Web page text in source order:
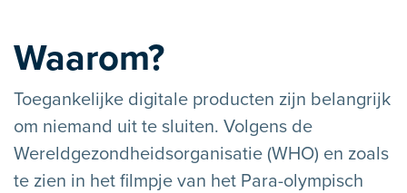
Waarom?
Toegankelijke digitale producten zijn belangrijk
om niemand uit te sluiten. Volgens de
Wereldgezondheidsorganisatie (WHO) en zoals
te zien in het filmpje van het Para-olympisch